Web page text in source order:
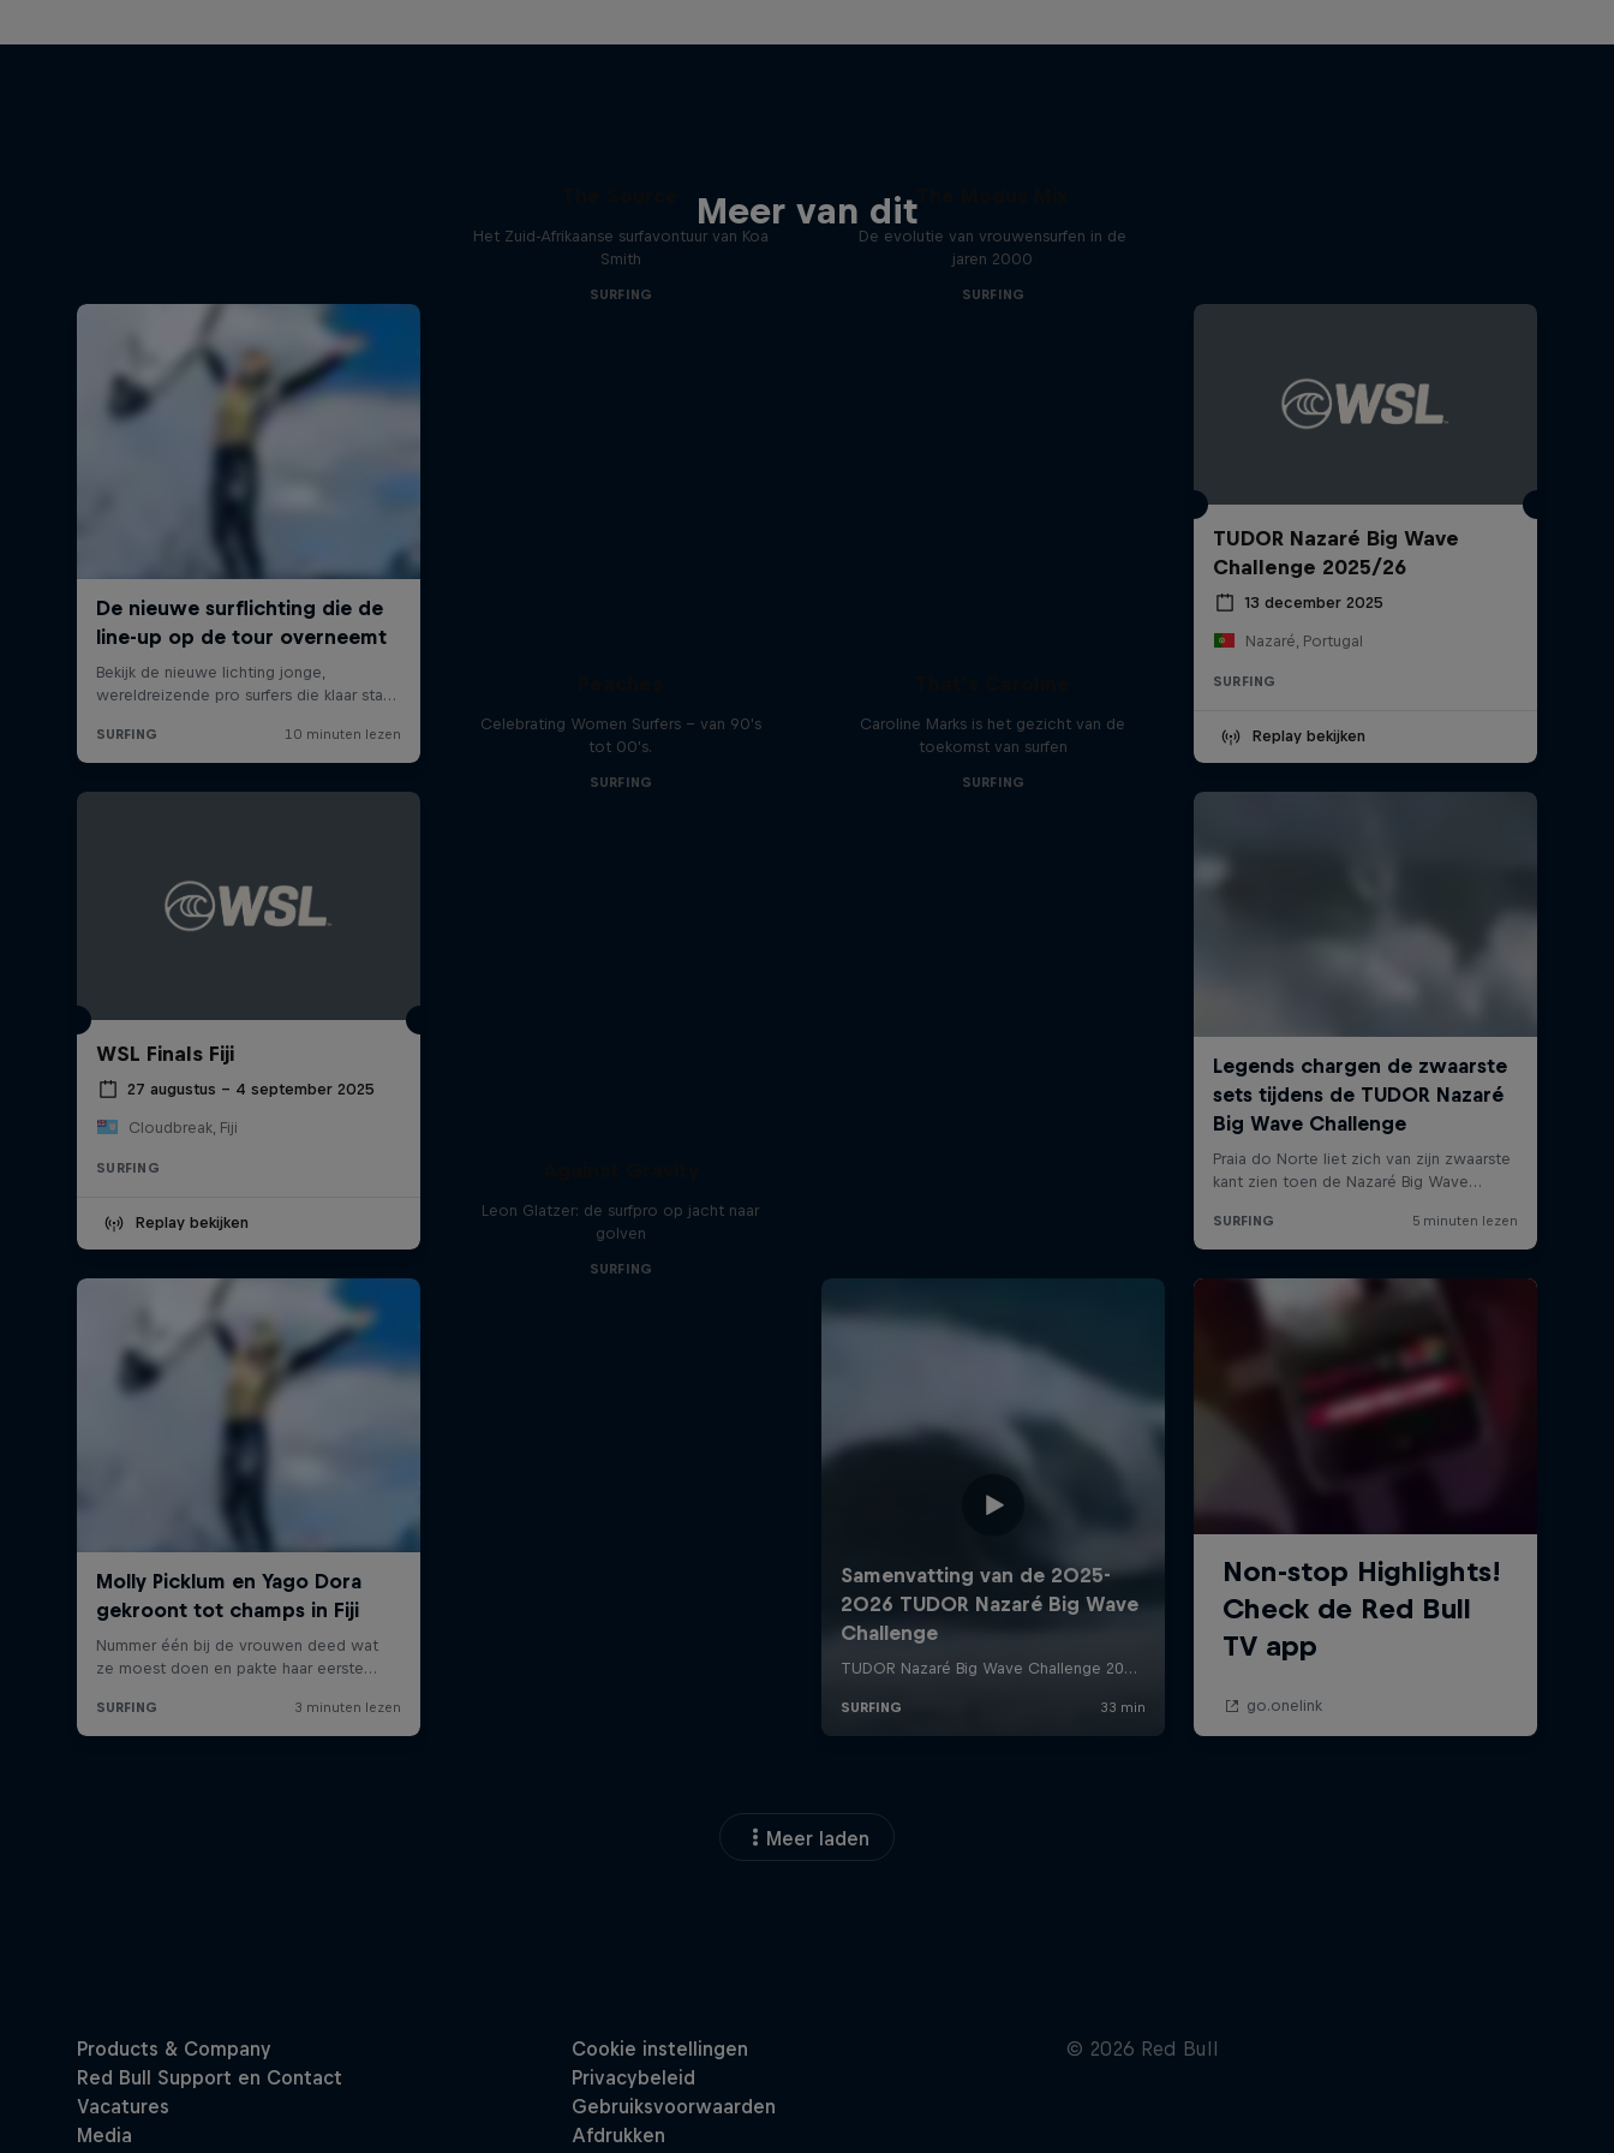
Meer van dit
Het Zuid-Afrikaanse surfavontuur van Koa
Smith
SURFING
De evolutie van vrouwensurfen in de
jaren 2000
SURFING
TUDOR Nazaré Big Wave
Challenge 2025/26
13 december 2025
Nazaré, Portugal
SURFING
Replay bekijken
WSL Finals Fiji
27 augustus – 4 september 2025
Cloudbreak, Fiji
SURFING
Replay bekijken
Celebrating Women Surfers - van 90's
tot 00's.
SURFING
Caroline Marks is het gezicht van de
toekomst van surfen
SURFING
Leon Glatzer: de surfpro op jacht naar
golven
SURFING
Meer laden